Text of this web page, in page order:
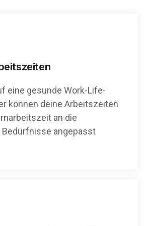
eine gesunde Work-Life-
können deine Arbeitszeiten
an die
angepasst